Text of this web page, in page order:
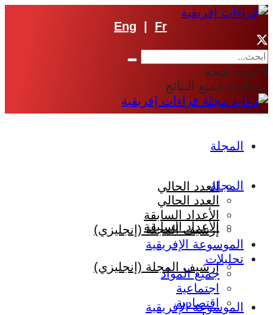
Eng Fr
لا توجد نتيجة
مشاهدة جميع النتائج
المجلة
العدد الحالي
الأعداد السابقة
إرشيف المجلة (إنجليزي)
الموسوعة الإفريقية
المجلة
العدد الحالي
الأعداد السابقة
إرشيف المجلة (إنجليزي)
الموسوعة الإفريقية
تحليلات
جميع المواد
اجتماعية
اقتصادية